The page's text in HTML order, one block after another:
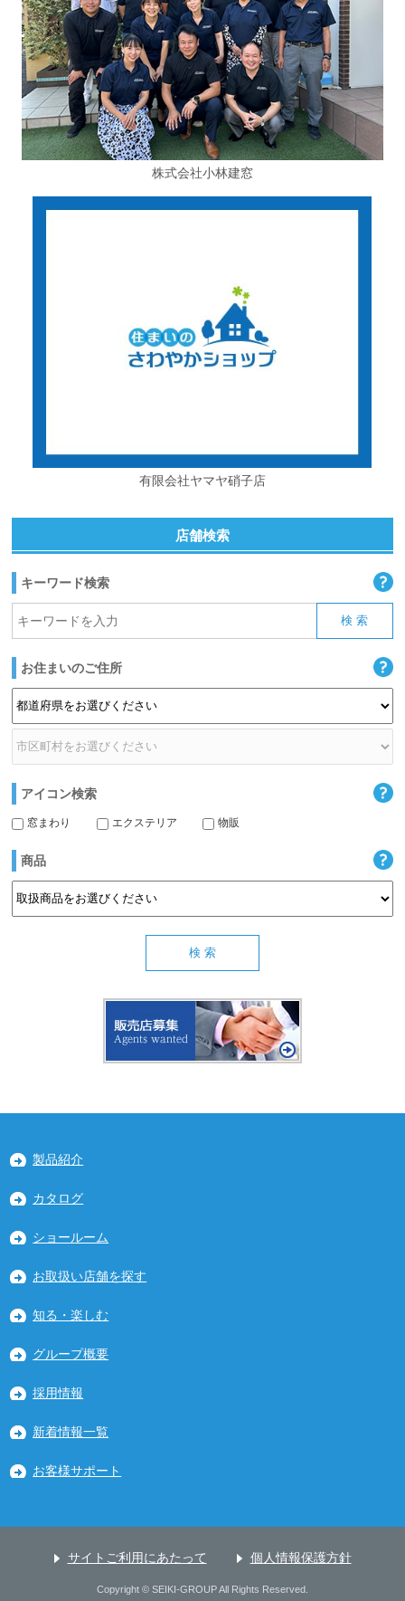
株式会社小林建窓
有限会社ヤマヤ硝子店
店舗検索
キーワード検索
お住まいのご住所
アイコン検索
窓まわり エクステリア 物販
商品
製品紹介
カタログ
ショールーム
お取扱い店舗を探す
知る・楽しむ
グループ概要
採用情報
新着情報一覧
お客様サポート
サイトご利用にあたって 個人情報保護方針
Copyright © SEIKI-GROUP All Rights Reserved.